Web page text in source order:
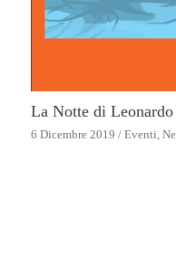
La Notte di Leonardo
6 Dicembre 2019 / Eventi,